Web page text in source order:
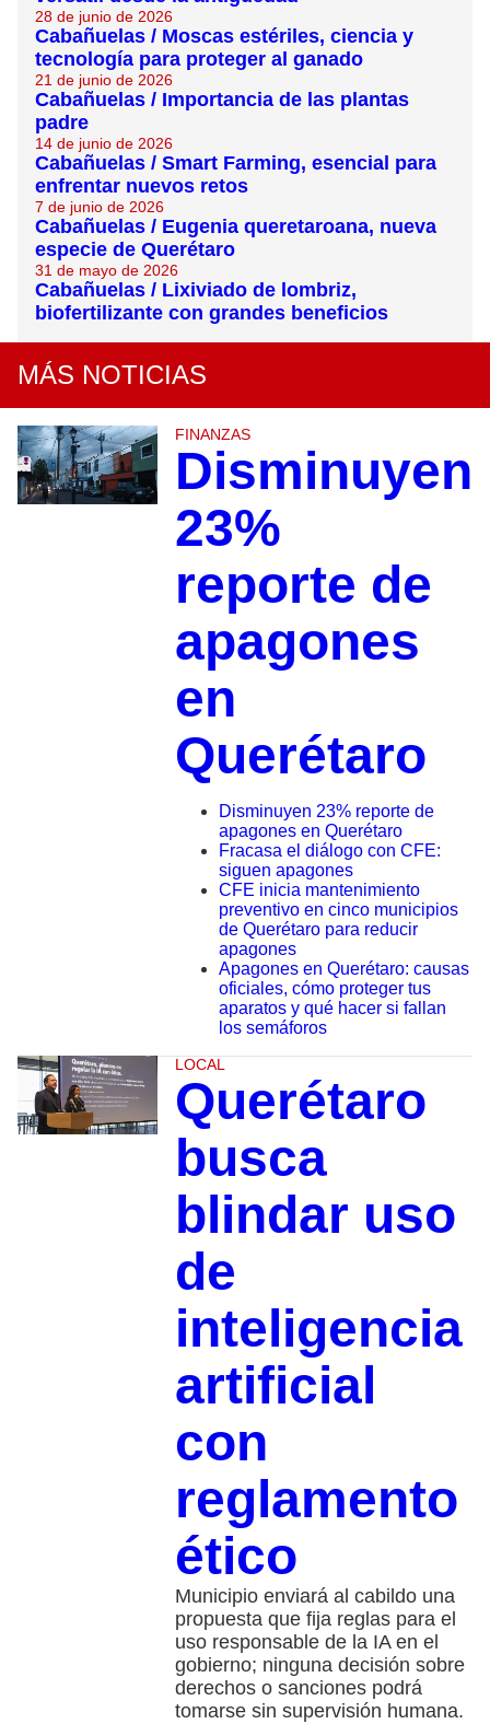
28 de junio de 2026
Cabañuelas / Moscas estériles, ciencia y
tecnología para proteger al ganado
21 de junio de 2026
Cabañuelas / Importancia de las plantas
padre
14 de junio de 2026
Cabañuelas / Smart Farming, esencial para
enfrentar nuevos retos
7 de junio de 2026
Cabañuelas / Eugenia queretaroana, nueva
especie de Querétaro
31 de mayo de 2026
Cabañuelas / Lixiviado de lombriz,
biofertilizante con grandes beneficios
MÁS NOTICIAS
FINANZAS
Disminuyen
23%
reporte de
apagones
en
Querétaro
Disminuyen 23% reporte de
apagones en Querétaro
Fracasa el diálogo con CFE:
siguen apagones
CFE inicia mantenimiento
preventivo en cinco municipios
de Querétaro para reducir
apagones
Apagones en Querétaro: causas
oficiales, cómo proteger tus
aparatos y qué hacer si fallan
los semáforos
LOCAL
Querétaro
busca
blindar uso
de
inteligencia
artificial
con
reglamento
ético
Municipio enviará al cabildo una
propuesta que fija reglas para el
uso responsable de la IA en el
gobierno; ninguna decisión sobre
derechos o sanciones podrá
tomarse sin supervisión humana.